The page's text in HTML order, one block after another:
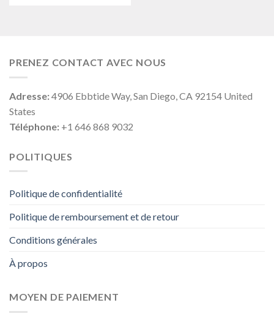
PRENEZ CONTACT AVEC NOUS
Adresse:4906 Ebbtide Way, San Diego, CA 92154 United
States
Téléphone: +1 646 868 9032
POLITIQUES
Politique de confidentialité
Politique de remboursement et de retour
Conditions générales
À propos
MOYEN DE PAIEMENT